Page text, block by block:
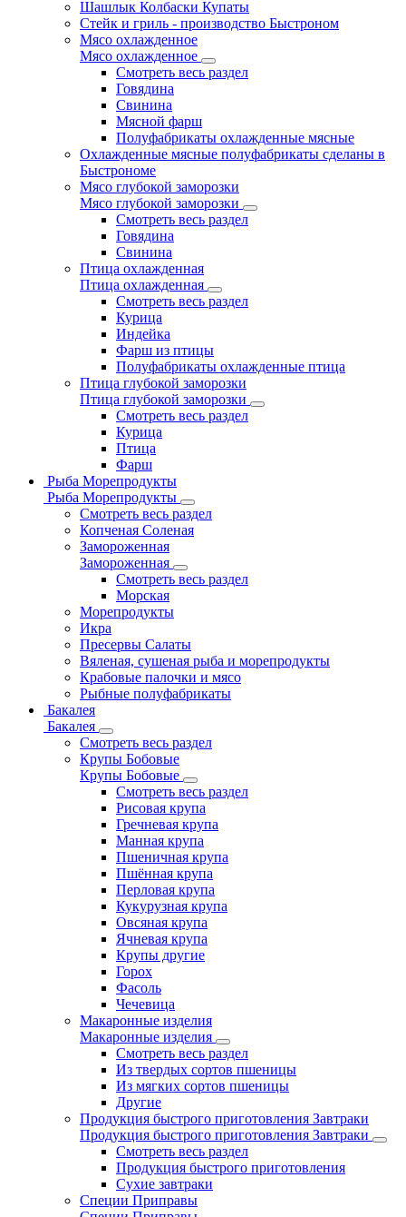
Шашлык Колбаски Купаты
Стейк и гриль - производство Быстроном
Мясо охлажденное
Мясо охлажденное
Смотреть весь раздел
Говядина
Свинина
Мясной фарш
Полуфабрикаты охлажденные мясные
Охлажденные мясные полуфабрикаты сделаны в
Быстрономе
Мясо глубокой заморозки
Мясо глубокой заморозки
Смотреть весь раздел
Говядина
Свинина
Птица охлажденная
Птица охлажденная
Смотреть весь раздел
Курица
Индейка
Фарш из птицы
Полуфабрикаты охлажденные птица
Птица глубокой заморозки
Птица глубокой заморозки
Смотреть весь раздел
Курица
Птица
Фарш
Рыба Морепродукты
Рыба Морепродукты
Смотреть весь раздел
Копченая Соленая
Замороженная
Замороженная
Смотреть весь раздел
Морская
Морепродукты
Икра
Пресервы Салаты
Вяленая, сушеная рыба и морепродукты
Крабовые палочки и мясо
Рыбные полуфабрикаты
Бакалея
Бакалея
Смотреть весь раздел
Крупы Бобовые
Крупы Бобовые
Смотреть весь раздел
Рисовая крупа
Гречневая крупа
Манная крупа
Пшеничная крупа
Пшённая крупа
Перловая крупа
Кукурузная крупа
Овсяная крупа
Ячневая крупа
Крупы другие
Горох
Фасоль
Чечевица
Макаронные изделия
Макаронные изделия
Смотреть весь раздел
Из твердых сортов пшеницы
Из мягких сортов пшеницы
Другие
Продукция быстрого приготовления Завтраки
Продукция быстрого приготовления Завтраки
Смотреть весь раздел
Продукция быстрого приготовления
Сухие завтраки
Специи Приправы